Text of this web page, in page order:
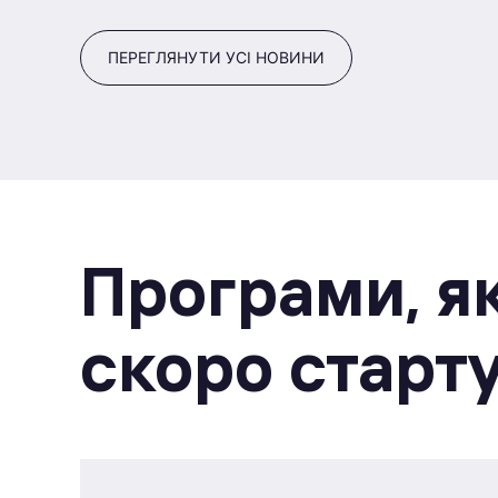
ПЕРЕГЛЯНУТИ УСІ НОВИНИ
Програми,
скоро